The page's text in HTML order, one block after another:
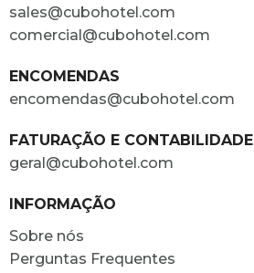
sales@cubohotel.com
comercial@cubohotel.com
ENCOMENDAS
encomendas@cubohotel.com
FATURAÇÃO E CONTABILIDADE
geral@cubohotel.com
INFORMAÇÃO
Sobre nós
Perguntas Frequentes